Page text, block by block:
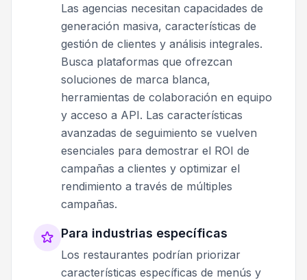
Las agencias necesitan capacidades de
generación masiva, características de
gestión de clientes y análisis integrales.
Busca plataformas que ofrezcan
soluciones de marca blanca,
herramientas de colaboración en equipo
y acceso a API. Las características
avanzadas de seguimiento se vuelven
esenciales para demostrar el ROI de
campañas a clientes y optimizar el
rendimiento a través de múltiples
campañas.
Para industrias específicas
Los restaurantes podrían priorizar
características específicas de menús y